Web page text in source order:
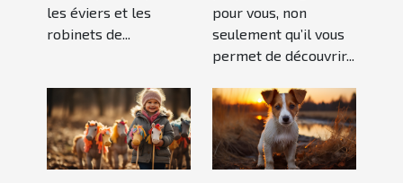
les éviers et les
robinets de...
pour vous, non
seulement qu’il vous
permet de découvrir...